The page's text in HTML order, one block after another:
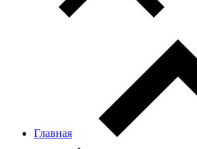
Главная